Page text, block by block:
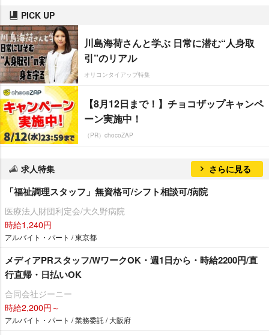
PICK UP
川島海荷さんと学ぶ 日常に潜む“人身取
引”のリアル
オリコンタイアップ特集
【8月12日まで！】チョコザップキャンペ
ーン実施中！
（PR）chocoZAP
求人特集 さらに見る
「福祉調理スタッフ」無資格可/シフト相談可/病院
医療法人財団利定会/大久野病院
時給1,240円
アルバイト・パート / 東京都
メディアPRスタッフ/WワークOK・週1日から・時給2200円/直
行直帰・日払いOK
合同会社ジーニー
時給2,200円～
アルバイト・パート / 業務委託 / 大阪府